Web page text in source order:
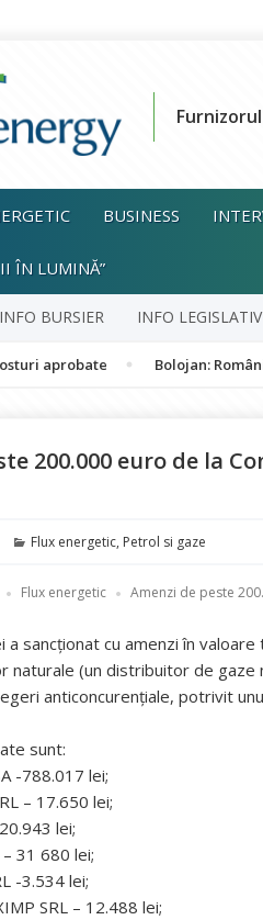
Furnizorul
BUSINESS
ÎN LUMINĂ”
INFO BURSIER INFO LEGISLATIV
Bolojan: România nu
200.000 euro de la
Categorii
Flux energetic, Petrol si gaze
Flux energetic Amenzi de peste
a sancţionat cu amenzi în
naturale (un distribuitor de
anticoncurenţiale, potrivit
sunt:
-788.017 lei;
– 17.650 lei;
lei;
– 31 680 lei;
-3.534 lei;
SRL – 12.488 lei;